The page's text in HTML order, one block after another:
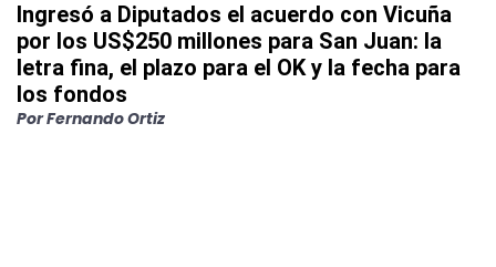
Ingresó a Diputados el acuerdo con Vicuña
por los US$250 millones para San Juan: la
letra fina, el plazo para el OK y la fecha para
los fondos
PorFernando Ortiz